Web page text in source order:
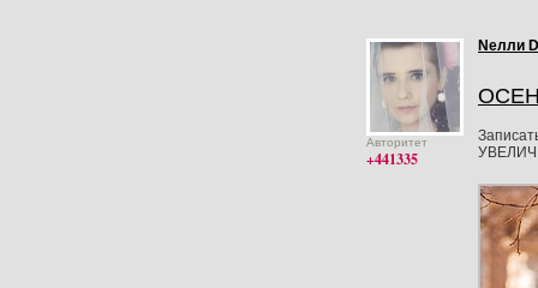
Авторитет
+441335
Nелли